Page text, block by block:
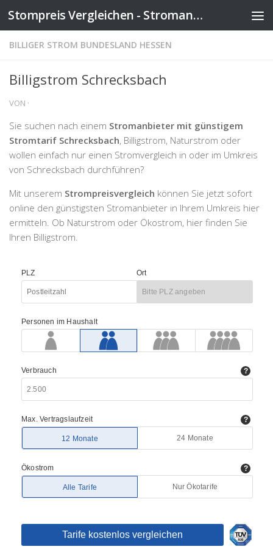
Zum Inhalt springen Stompreis Vergleichen - Stromanbieter wechseln
BILLIGER STROM BUNDESLAND HESSEN
Billigstrom Schrecksbach
VON ·
Sie suchen nach einem Stromanbieter mit günstigem
Stromtarif Schrecksbach, Billigstrom, Naturstrom oder
wollen einfach nur einen Stromvergleich in oder im Umkreis
von Schrecksbach durchführen?
Mit unserem Strompreisvergleich können Sie jetzt sofort
online den günstigsten Stromanbieter in Ihrem Umkreis hier
ermitteln. Ob Naturstrom oder Ökostrom, hier finden Sie
Ihren Billigstrom.